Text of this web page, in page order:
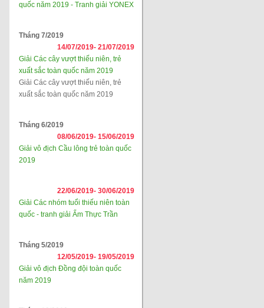
quốc năm 2019 - Tranh giải YONEX
Tháng 7/2019
14/07/2019- 21/07/2019
Giải Các cây vượt thiếu niên, trẻ
xuất sắc toàn quốc năm 2019
Giải Các cây vượt thiếu niên, trẻ
xuất sắc toàn quốc năm 2019
Tháng 6/2019
08/06/2019- 15/06/2019
Giải vô địch Cầu lông trẻ toàn quốc
2019
22/06/2019- 30/06/2019
Giải Các nhóm tuổi thiếu niên toàn
quốc - tranh giải Ẩm Thực Trần
Tháng 5/2019
12/05/2019- 19/05/2019
Giải vô địch Đồng đội toàn quốc
năm 2019